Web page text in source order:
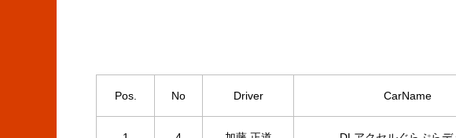
Pos. No Driver CarName